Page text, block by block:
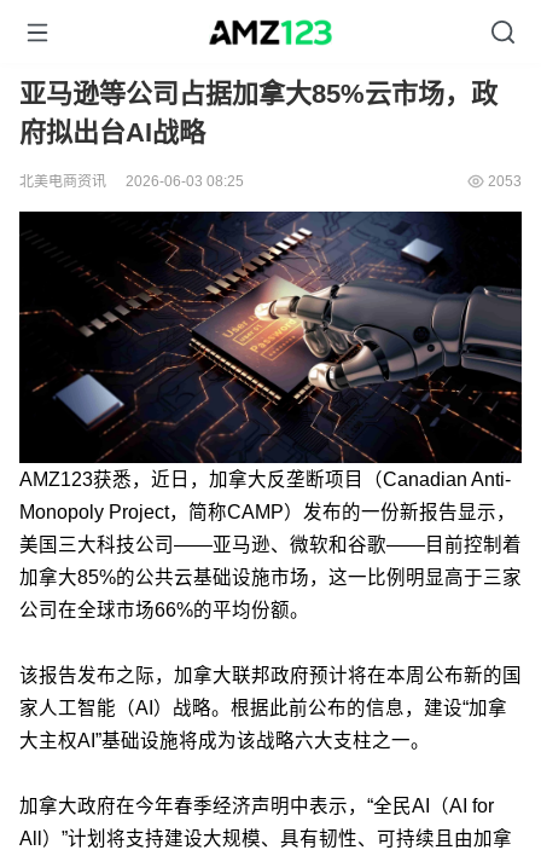
亚马逊等公司占据加拿大85%云市场，政
府拟出台AI战略
北美电商资讯 2026-06-03 08:25 2053
AMZ123获悉，近日，加拿大反垄断项目（Canadian Anti-
Monopoly Project，简称CAMP）发布的一份新报告显示，
美国三大科技公司——亚马逊、微软和谷歌——目前控制着
加拿大85%的公共云基础设施市场，这一比例明显高于三家
公司在全球市场66%的平均份额。
该报告发布之际，加拿大联邦政府预计将在本周公布新的国
家人工智能（AI）战略。根据此前公布的信息，建设“加拿
大主权AI”基础设施将成为该战略六大支柱之一。
加拿大政府在今年春季经济声明中表示，“全民AI（AI for
All）”计划将支持建设大规模、具有韧性、可持续且由加拿